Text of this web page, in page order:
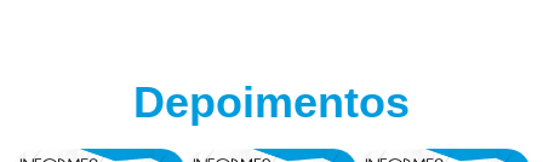
Depoimentos